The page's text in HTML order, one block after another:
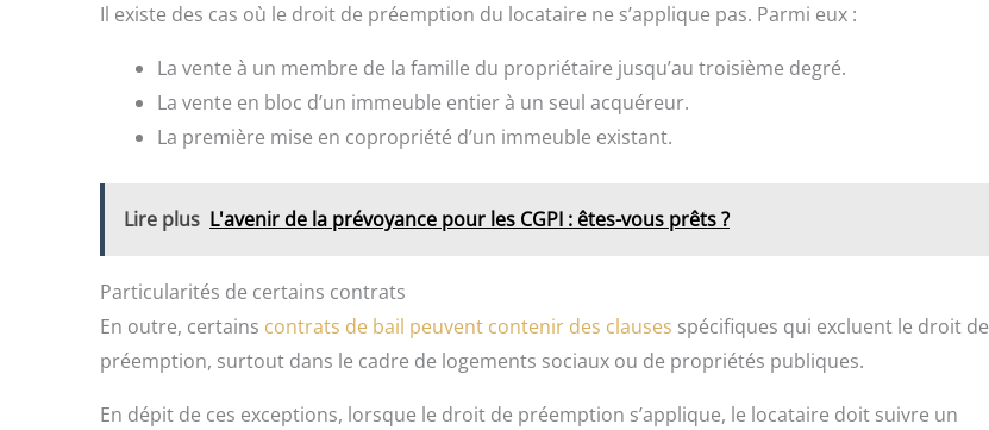
Il existe des cas où le droit de préemption du locataire ne s’applique pas. Parmi eux :
La vente à un membre de la famille du propriétaire jusqu’au troisième degré.
La vente en bloc d’un immeuble entier à un seul acquéreur.
La première mise en copropriété d’un immeuble existant.
Lire plus L'avenir de la prévoyance pour les CGPI : êtes-vous prêts ?
Particularités de certains contrats
En outre, certains contrats de bail peuvent contenir des clauses spécifiques qui excluent le droit de
préemption, surtout dans le cadre de logements sociaux ou de propriétés publiques.
En dépit de ces exceptions, lorsque le droit de préemption s’applique, le locataire doit suivre un